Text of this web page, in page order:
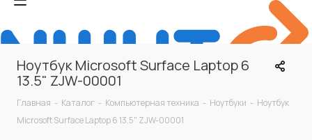
Ноутбук Microsoft Surface Laptop 6
13.5" ZJW-00001
Главная - Каталог - Компьютерная техника - Ноутбуки - Ноутбук
Microsoft Surface Laptop 6 13.5" ZJW-00001